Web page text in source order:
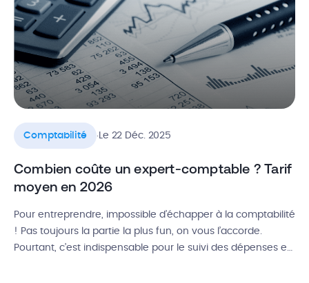
Comptabilité .Le 22 Déc. 2025
Combien coûte un expert-comptable ? Tarif
moyen en 2026
Pour entreprendre, impossible d’échapper à la comptabilité
! Pas toujours la partie la plus fun, on vous l’accorde.
Pourtant, c’est indispensable pour le suivi des dépenses et